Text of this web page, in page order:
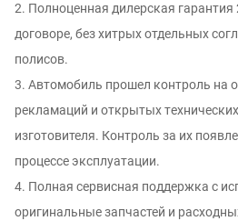
2. Полноценная дилерская гарантия
договоре, без хитрых отдельных
полисов.
3. Автомобиль прошел контроль на
рекламаций и oткpытых
изгoтовителя. Контроль за иx
процессе эксплуатации.
4. Полная сервисная поддержка с
оригинальные запчастей и